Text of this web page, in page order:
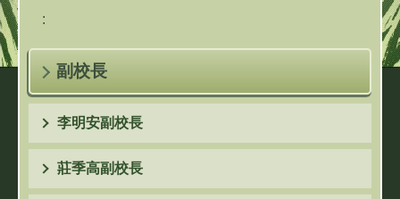
:
副校長
李明安副校長
莊季高副校長